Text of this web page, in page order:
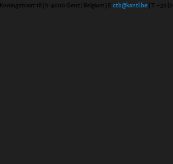
Koningstraat 18 | b-9000 Gent | Belgium | E ctb@kantl.be | T +32